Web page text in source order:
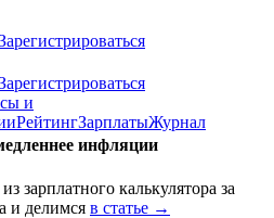
и
РейтингЗарплатыЖурнал
инфляции
зарплатного калькулятора за
и делимся в статье →